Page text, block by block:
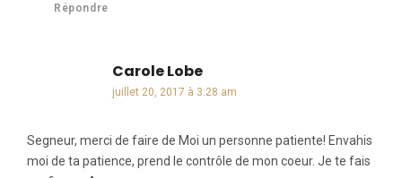
Répondre
Carole Lobedit :
juillet 20, 2017 à 3:28 am
Segneur, merci de faire de Moi un personne patiente! Envahis
moi de ta patience, prend le contrôle de mon coeur. Je te fais